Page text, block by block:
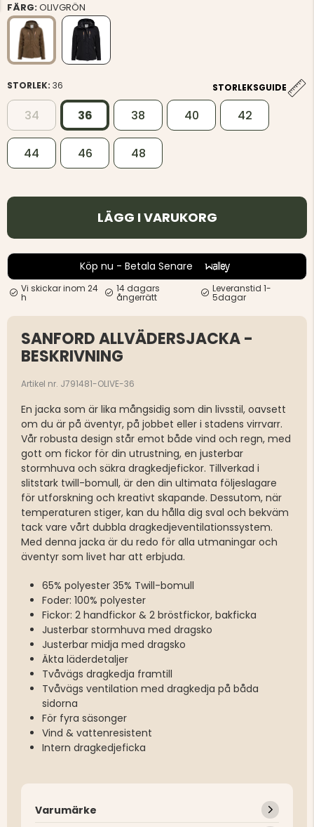
FÄRG:OLIVGRÖN
STORLEK: 36 STORLEKSGUIDE
34 36 38 40 42
44 46 48
LÄGG I VARUKORG
Köp nu - Betala Senare
Vi skickar inom 24
h
14 dagars
ångerrätt
Leveranstid 1-
5dagar
SANFORD ALLVÄDERSJACKA -
BESKRIVNING
Artikel nr. J791481-OLIVE-36
En jacka som är lika mångsidig som din livsstil, oavsett
om du är på äventyr, på jobbet eller i stadens virrvarr.
Vår robusta design står emot både vind och regn, med
gott om fickor för din utrustning, en justerbar
stormhuva och säkra dragkedjefickor. Tillverkad i
slitstark twill-bomull, är den din ultimata följeslagare
för utforskning och kreativt skapande. Dessutom, när
temperaturen stiger, kan du hålla dig sval och bekväm
tack vare vårt dubbla dragkedjeventilationssystem.
Med denna jacka är du redo för alla utmaningar och
äventyr som livet har att erbjuda.
65% polyester 35% Twill-bomull
Foder: 100% polyester
Fickor: 2 handfickor & 2 bröstfickor, bakficka
Justerbar stormhuva med dragsko
Justerbar midja med dragsko
Äkta läderdetaljer
Tvåvägs dragkedja framtill
Tvåvägs ventilation med dragkedja på båda
sidorna
För fyra säsonger
Vind & vattenresistent
Intern dragkedjeficka
Varumärke